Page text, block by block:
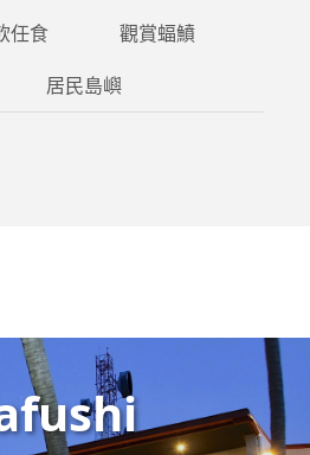
任食
觀賞蝠鱝
居民島嶼